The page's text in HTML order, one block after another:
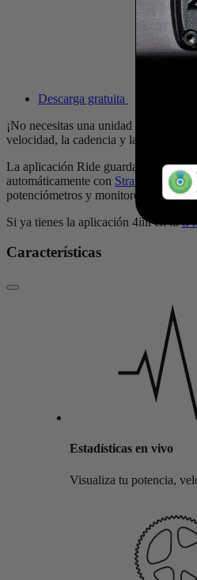
Descarga gratuita
¡No necesitas una unidad principal!
velocidad, la cadencia y la distancia
La aplicación Ride guarda las
automáticamente con Strava
y
potenciómetros y monitores de
Si ya tienes la aplicación 4iiii en tu
Características
Estadísticas en vivo
Visualiza tu potencia,